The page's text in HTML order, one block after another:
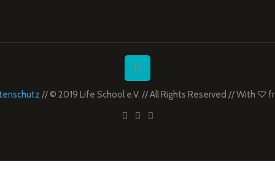
// © 2019 Life School e.V. // All Rights Reserved // With ♡